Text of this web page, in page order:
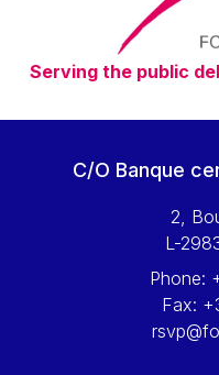
Vassilios
Vítor
Viviane
Walter Hagg
Wolfgang
Yossi Beillin
Yves
Serving the public
C/O Banque
2,
L-
Phone:
Fax: